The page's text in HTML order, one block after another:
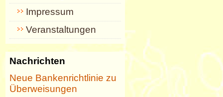
Impressum
Veranstaltungen
Nachrichten
Neue Bankenrichtlinie zu
Überweisungen